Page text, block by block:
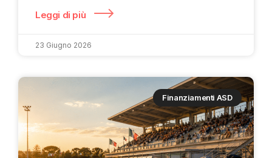
Leggi di più
23 Giugno 2026
Finanziamenti ASD